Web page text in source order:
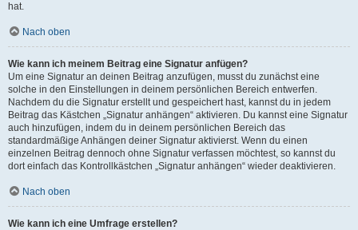
hat.
Nach oben
Wie kann ich meinem Beitrag eine Signatur anfügen?
Um eine Signatur an deinen Beitrag anzufügen, musst du zunächst eine
solche in den Einstellungen in deinem persönlichen Bereich entwerfen.
Nachdem du die Signatur erstellt und gespeichert hast, kannst du in jedem
Beitrag das Kästchen „Signatur anhängen“ aktivieren. Du kannst eine Signatur
auch hinzufügen, indem du in deinem persönlichen Bereich das
standardmäßige Anhängen deiner Signatur aktivierst. Wenn du einen
einzelnen Beitrag dennoch ohne Signatur verfassen möchtest, so kannst du
dort einfach das Kontrollkästchen „Signatur anhängen“ wieder deaktivieren.
Nach oben
Wie kann ich eine Umfrage erstellen?